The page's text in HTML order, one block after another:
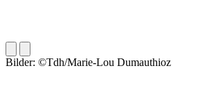
Bilder: ©Tdh/Marie-Lou Dumauthioz